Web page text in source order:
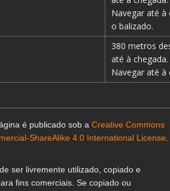
Navegar até à
o balizado.
380 metros
até à chegada.
Navegar até à
é publicado sob a Creative Commons
ShareAlike 4.0 International License
ser livremente utilizado, copiado e
fins comerciais. Se copiado ou